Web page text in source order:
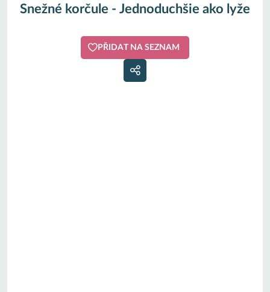
Snežné korčule - Jednoduchšie ako lyže
PŘIDAT NA SEZNAM